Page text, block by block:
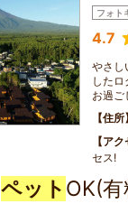
フォト
4.7
やさし
した
お過ご
住所
アク
セス!
ペット OK(